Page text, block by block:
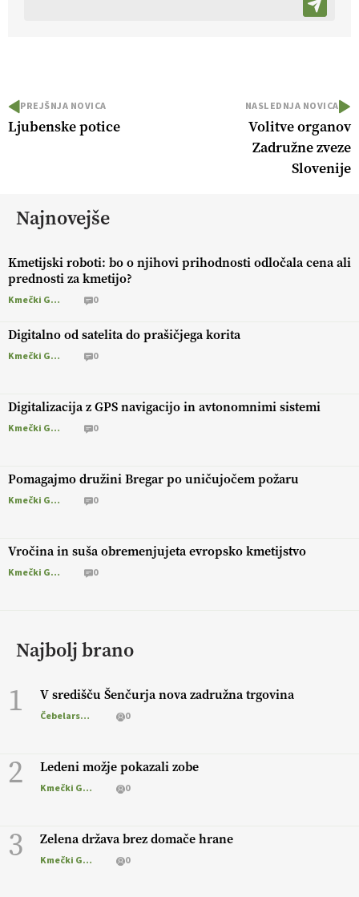
PREJŠNJA NOVICA
Ljubenske potice
NASLEDNJA NOVICA
Volitve organov
Zadružne zveze
Slovenije
Najnovejše
Kmetijski roboti: bo o njihovi prihodnosti odločala cena ali
prednosti za kmetijo?
Kmečki Glas 0
Digitalno od satelita do prašičjega korita
Kmečki Glas 0
Digitalizacija z GPS navigacijo in avtonomnimi sistemi
Kmečki Glas 0
Pomagajmo družini Bregar po uničujočem požaru
Kmečki Glas 0
Vročina in suša obremenjujeta evropsko kmetijstvo
Kmečki Glas 0
Najbolj brano
1 V središču Šenčurja nova zadružna trgovina
Čebelarstvo 0
2 Ledeni možje pokazali zobe
Kmečki Glas 0
3 Zelena država brez domače hrane
Kmečki Glas 0